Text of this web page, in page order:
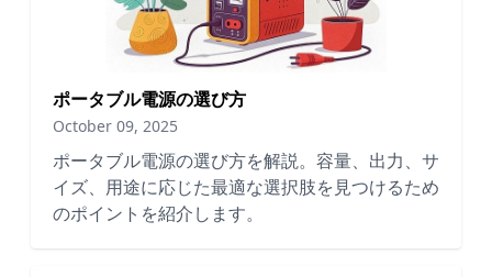
ポータブル電源の選び方
October 09, 2025
ポータブル電源の選び方を解説。容量、出力、サ
イズ、用途に応じた最適な選択肢を見つけるため
のポイントを紹介します。